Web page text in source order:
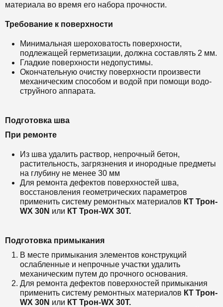
материала во время его набора прочности.
Требование к поверхности
Минимальная шероховатость поверхности,
подлежащей герметизации, должна составлять 2 мм.
Гладкие поверхности недопустимы.
Окончательную очистку поверхности произвести
механическим способом и водой при помощи водо-
струйного аппарата.
Подготовка шва
При ремонте
Из шва удалить раствор, непрочный бетон,
растительность, загрязнения и инородные предметы
на глубину не менее 30 мм
Для ремонта дефектов поверхностей шва,
восстановления геометрических параметров
применить систему ремонтных материалов КТ Трон-
WX 30N или КТ Трон-WX 30T.
Подготовка примыкания
В месте примыкания элементов конструкций
ослабленные и непрочные участки удалить
механическим путем до прочного основания.
Для ремонта дефектов поверхностей примыкания
применить систему ремонтных материалов КТ Трон-
WX 30N или КТ Трон-WX 30T.